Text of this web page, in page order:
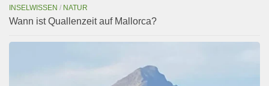
INSELWISSEN / NATUR
Wann ist Quallenzeit auf Mallorca?